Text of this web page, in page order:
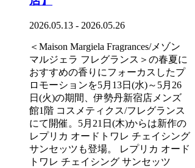
2026.05.13 - 2026.05.26
＜Maison Margiela Fragrances/メゾン
マルジェラ フレグランス＞の春夏に
おすすめの香りにフォーカスしたプ
ロモーションを5月13日(水)～5月26
日(火)の期間、伊勢丹新宿店メンズ
館1階 コスメティクス/フレグランス
にて開催。5月21日(木)からは新作の
レプリカ オードトワレ チェイシング
サンセッツも登場。 レプリカ オード
トワレ チェイシング サンセッツ